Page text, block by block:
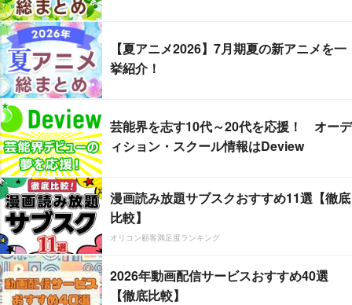
【夏アニメ2026】7月期夏の新アニメを一
挙紹介！
芸能界を志す10代～20代を応援！ オーデ
ィション・スクール情報はDeview
漫画読み放題サブスクおすすめ11選【徹底
比較】
オリコン顧客満足度ランキング
2026年動画配信サービスおすすめ40選
【徹底比較】